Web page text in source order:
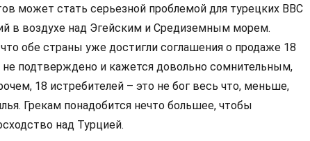
может стать серьезной проблемой для турецких ВВС
в воздухе над Эгейским и Средиземным морем.
обе страны уже достигли соглашения о продаже 18
не подтверждено и кажется довольно сомнительным,
18 истребителей – это не бог весь что, меньше,
Грекам понадобится нечто большее, чтобы
над Турцией.